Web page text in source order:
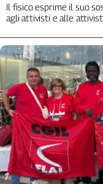
Liguria
Lombardia
Piemonte
Puglia
Sardegna
Sicilia
Toscana
Trentino
Umbria
Valle
D'Aosta
Il fisico esprime il suo
agli attivisti e alle